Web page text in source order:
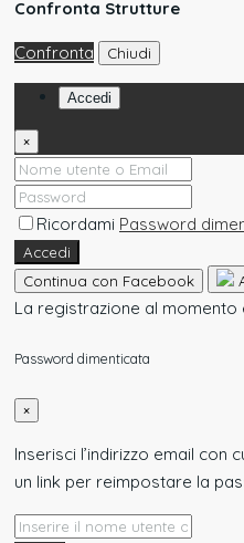
Confronta Strutture
Confronta Chiudi
Accedi
×
Ricordami Password
Accedi
Continua con Facebook
La registrazione al momento
Password dimenticata
×
Inserisci l’indirizzo email
un link per reimpostare la